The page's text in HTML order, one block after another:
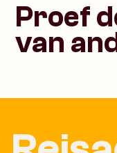
Proef
van